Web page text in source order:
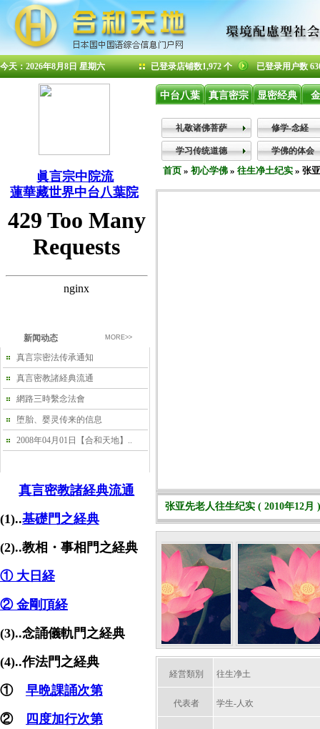
今天：2026年8月8日 星期六 已登录店铺数1,972 个 已登录用户数
中台八葉 真言密宗 显密经典
礼敬诸佛菩萨 修学-念経
学习传统道德 学佛的体会
首页 » 初心学佛 » 往生净土纪实 » 张
张亚先老人往生纪实 ( 2010年12月 )
経営類別 往生净土
代表者 学生-人欢
眞言宗中院流
蓮華藏世界中台八葉院
新闻动态 MORE>>
真言宗密法传承通知
真言密教諸経典流通
網路三時繫念法會
堕胎、婴灵传来的信息
2008年04月01日【合和天地】..
真言密教諸経典流通
(1)..基礎門之経典
(2)..教相・事相門之経典
① 大日経
② 金剛頂経
(3)..念誦儀軌門之経典
(4)..作法門之経典
① 早晩課誦次第
②
四度加行次第